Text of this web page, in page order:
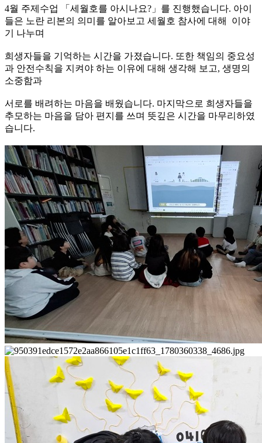
4월 주제수업 「세월호를 아시나요?」를 진행했습니다. 아이
들은 노란 리본의 의미를 알아보고 세월호 참사에 대해 이야
기 나누며
희생자들을 기억하는 시간을 가졌습니다. 또한 책임의 중요성
과 안전수칙을 지켜야 하는 이유에 대해 생각해 보고, 생명의
소중함과
서로를 배려하는 마음을 배웠습니다. 마지막으로 희생자들을
추모하는 마음을 담아 편지를 쓰며 뜻깊은 시간을 마무리하였
습니다.